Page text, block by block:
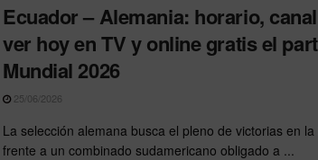
Ecuador – Alemania: horario,
ver hoy en TV y online gratis el
Mundial 2026
25/06/2026
La selección alemana busca el pleno de victorias en
frente a un combinado sudamericano obligado a ...